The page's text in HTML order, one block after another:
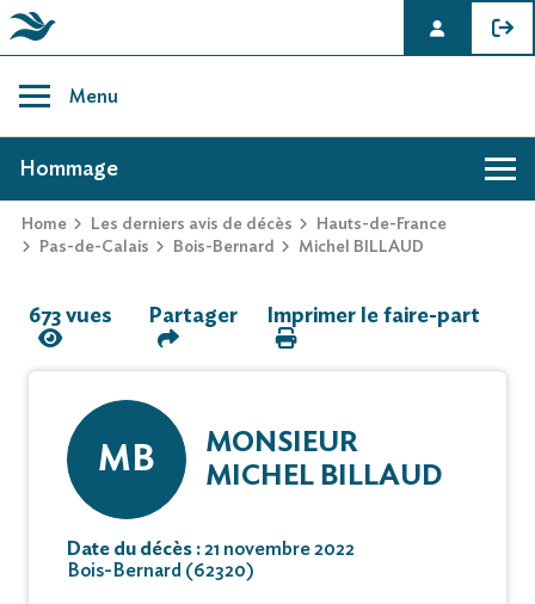
content
Menu
AVIS DE DÉCÈS DE MICHEL BILLAUD
Home Les derniers avis de décès
Hauts-de-France
Pas-de-Calais
Bois-Bernard Michel BILLAUD
Hommage
Hommage
Mur des souvenirs
673 vues Partager Imprimer le faire-part
MB
MONSIEUR
MICHEL BILLAUD
Date du décès :21 novembre 2022
Bois-Bernard (62320)